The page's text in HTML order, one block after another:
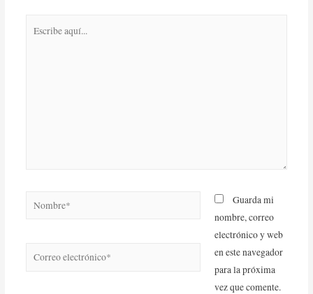
Guarda mi
nombre, correo
electrónico y web
en este navegador
para la próxima
vez que comente.